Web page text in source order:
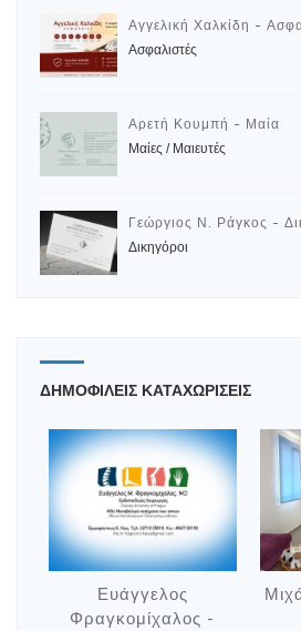
Αγγελική Χαλκίδη -
Ασφαλιστές
Αρετή Κουμπή - Μαία
Μαίες / Μαιευτές
Γεώργιος Ν. Ράγκος -
Δικηγόροι
ΔΗΜΟΦΙΛΕΙΣ ΚΑΤΑΧΩΡΙΣΕΙΣ
Ευάγγελος
Φραγκομίχαλος -